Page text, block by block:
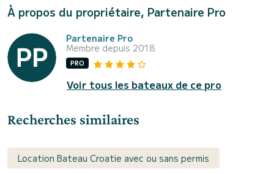
À propos du propriétaire, Partenaire Pro
Partenaire Pro
Membre depuis 2018
PRO
Voir tous les bateaux de ce pro
Recherches similaires
Location Bateau Croatie avec ou sans permis